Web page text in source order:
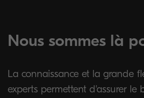
Nous sommes là
La connaissance et la grande
experts permettent d'assurer le